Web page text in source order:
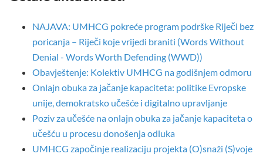
NAJAVA: UMHCG pokreće program podrške Riječi bez
poricanja – Riječi koje vrijedi braniti (Words Without
Denial - Words Worth Defending (WWD))
Obavještenje: Kolektiv UMHCG na godišnjem odmoru
Onlajn obuka za jačanje kapaciteta: politike Evropske
unije, demokratsko učešće i digitalno upravljanje
Poziv za učešće na onlajn obuka za jačanje kapaciteta o
učešću u procesu donošenja odluka
UMHCG započinje realizaciju projekta (O)snaži (S)voje